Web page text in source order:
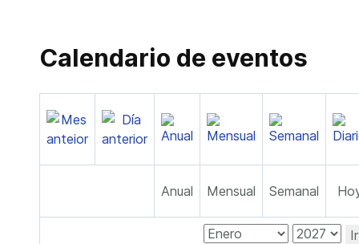
Calendario de eventos
Anual Mensual Semanal